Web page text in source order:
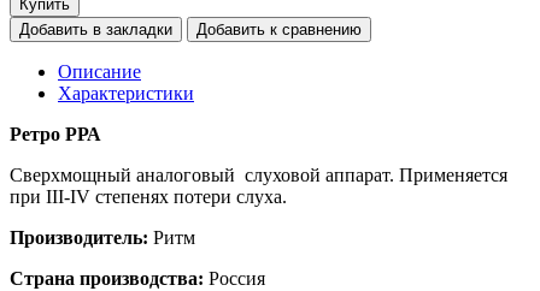
Купить
Добавить в закладки
Добавить к сравнению
Описание
Характеристики
Ретро РРА
Сверхмощный аналоговый слуховой аппарат. Применяется
при III-IV степенях потери слуха.
Производитель: Ритм
Страна производства: Россия